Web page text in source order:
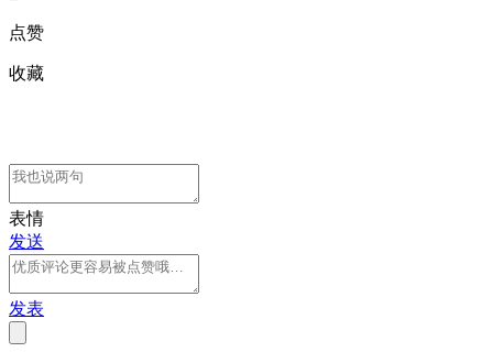
点赞
收藏
表情
发送
发表